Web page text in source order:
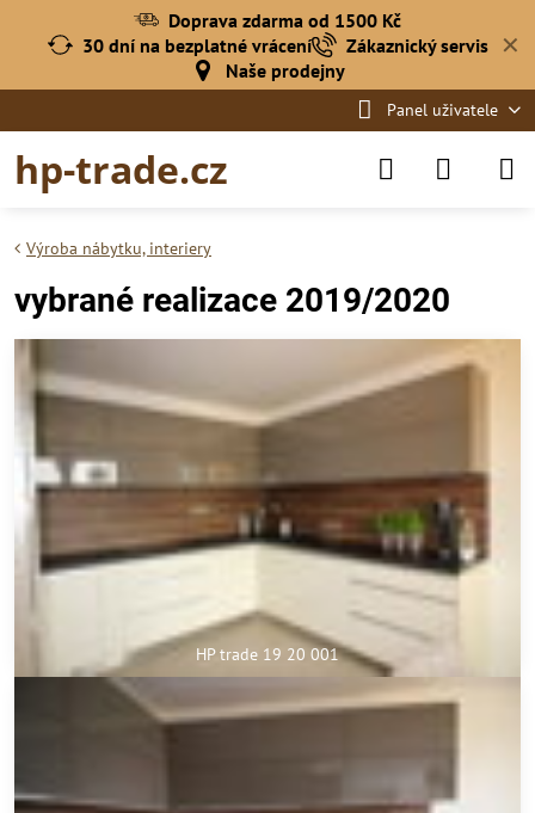
✕
Doprava zdarma od 1500 Kč
30 dní na bezplatné vrácení
Zákaznický servis
Naše prodejny
Panel uživatele
hp-trade.cz
Výroba nábytku, interiery
vybrané realizace 2019/2020
HP trade 19 20 001